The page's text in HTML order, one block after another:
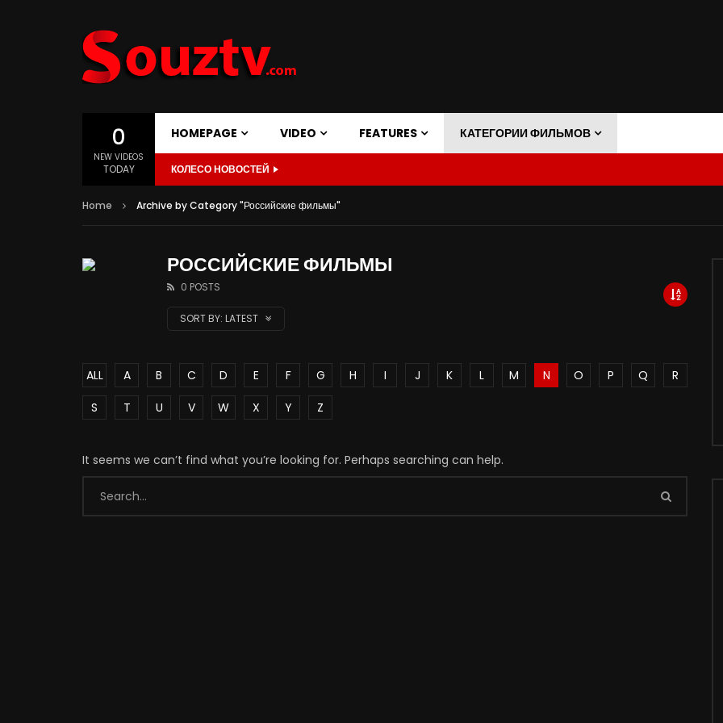
0
NEW VIDEOS
TODAY
HOMEPAGE VIDEO FEATURES КАТЕГОРИИ ФИЛЬМОВ
КОЛЕСО НОВОСТЕЙ
Home Archive by Category "Российские фильмы"
РОССИЙСКИЕ ФИЛЬМЫ
0 POSTS
SORT BY: LATEST
ALL A B C D E F G H I J K L M N O P Q
R
S
T U V W X Y Z
It seems we can’t find what you’re looking for. Perhaps searching can help.